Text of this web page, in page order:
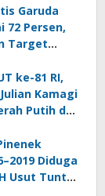
Garuda
72 Persen,
Target
ke-81 RI,
Kamagi
Putih dan
Diduga
Usut Tuntas